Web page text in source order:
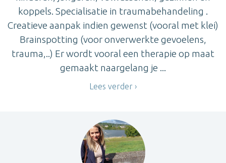
koppels. Specialisatie in traumabehandeling .
Creatieve aanpak indien gewenst (vooral met klei)
Brainspotting (voor onverwerkte gevoelens,
trauma,..) Er wordt vooral een therapie op maat
gemaakt naargelang je ...
Lees verder